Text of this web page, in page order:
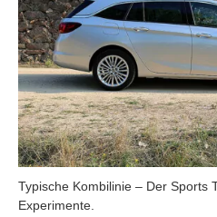
Typische Kombilinie – Der Sports
Experimente.